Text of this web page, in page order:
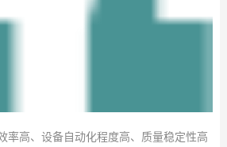
率高、设备自动化程度高、质量稳定性高